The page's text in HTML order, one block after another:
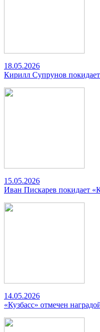
18.05.2026
Кирилл Супрунов покидает
15.05.2026
Иван Пискарев покидает
14.05.2026
«Кузбасс» отмечен